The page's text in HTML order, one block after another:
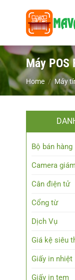
dung
Máy POS
Home / Máy
Bộ bán hàng
Camera
Cân điện tử
Cổng từ
Dịch Vụ
Giá kệ siêu
Giấy in nhiệt
Giấy in tem